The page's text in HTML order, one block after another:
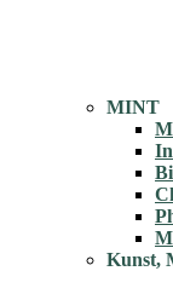
MINT
Kunst,